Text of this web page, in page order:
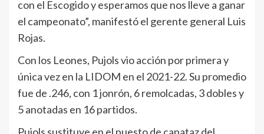
con el Escogido y esperamos que nos lleve a ganar
el campeonato”, manifestó el gerente general Luis
Rojas.
Con los Leones, Pujols vio acción por primera y
única vez en la LIDOM en el 2021-22. Su promedio
fue de .246, con 1 jonrón, 6 remolcadas, 3 dobles y
5 anotadas en 16 partidos.
Pujols sustituye en el puesto de capataz del